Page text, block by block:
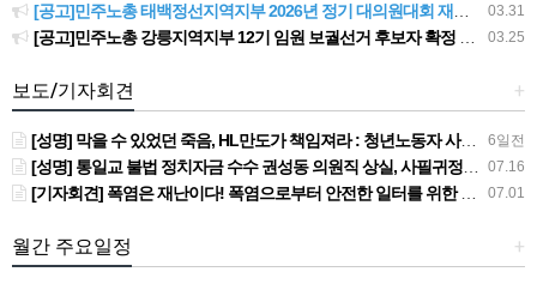
03.31
[공고]민주노총 태백정선지역지부 2026년 정기 대의원대회 재소집 건
03.25
[공고]민주노총 강릉지역지부 12기 임원 보궐선거 후보자 확정 공고
+
보도/기자회견
6일전
[성명] 막을 수 있었던 죽음, HL만도가 책임져라 : 청년노동자 사망사고의 철저한 진상규명과 재발방지 대책 마련하라
07.16
[성명] 통일교 불법 정치자금 수수 권성동 의원직 상실, 사필귀정이다
07.01
[기자회견] 폭염은 재난이다! 폭염으로부터 안전한 일터를 위한 민주노총 강원지역본부 폭염감시단 선포 기자회견
+
월간 주요일정